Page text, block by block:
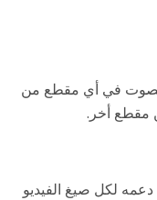
في أي مقطع من
مقطع أخر.
لكل صيغ الفيديو